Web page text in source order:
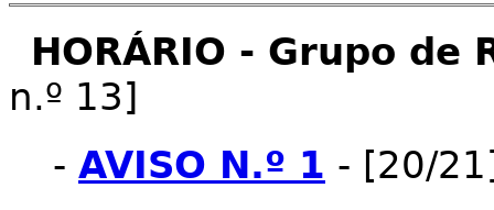
HORÁRIO - Grupo
n.º 13]
- AVISO N.º 1 - [20/